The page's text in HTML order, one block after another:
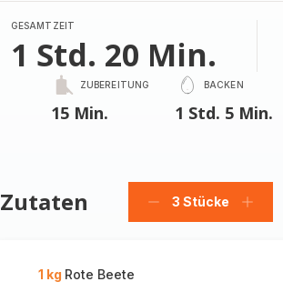
GESAMTZEIT
1 Std. 20 Min.
ZUBEREITUNG
15 Min.
BACKEN
1 Std. 5 Min.
Zutaten
Stücke
3 Stücke
Stücke
1 kg Rote Beete